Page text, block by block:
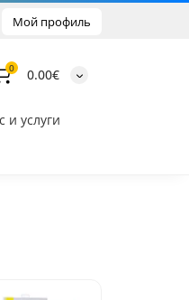
Мой профиль
0 0.00€
и услуги